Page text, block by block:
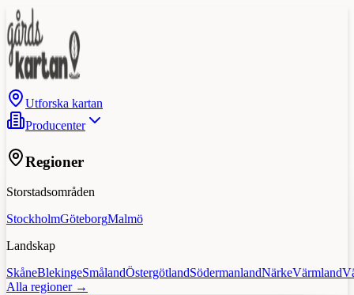
Utforska kartan
Producenter
Regioner
Storstadsområden
StockholmGöteborgMalmö
Landskap
SkåneBlekingeSmålandÖstergötlandSödermanlandNärkeVärmland
Alla regioner →